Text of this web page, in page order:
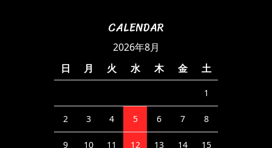
CALENDAR
2026年8月
日
月 火 水 木 金 土
1
2 3 4 5 6 7 8
9 10 11 12 13 14 15